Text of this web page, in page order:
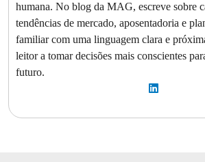
humana. No blog da MAG, escreve sobre
tendências de mercado, aposentadoria e
familiar com uma linguagem clara e
leitor a tomar decisões mais conscientes
futuro.